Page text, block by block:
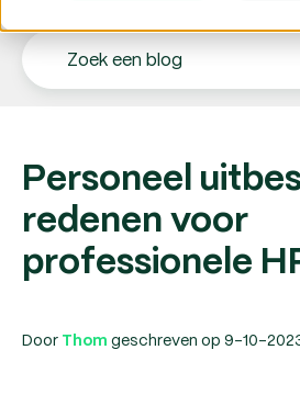
Personeel
redenen voor
professionele
Door Thom geschreven op 9-10-